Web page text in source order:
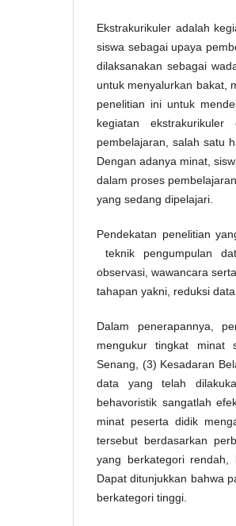
Ekstrakurikuler adalah
siswa sebagai upaya
dilaksanakan sebagai
untuk menyalurkan bakat,
penelitian ini untuk
kegiatan
pembelajaran, salah satu
Dengan adanya minat,
dalam proses
yang sedang dipelajari.
Pendekatan penelitian
teknik pengumpulan
observasi, wawancara
tahapan yakni, reduksi
Dalam penerapannya,
mengukur tingkat minat
Senang, (3) Kesadaran
data yang telah
behavoristik sangatlah
minat peserta didik
tersebut berdasarkan
yang berkategori rendah,
Dapat ditunjukkan bahwa
berkategori tinggi.